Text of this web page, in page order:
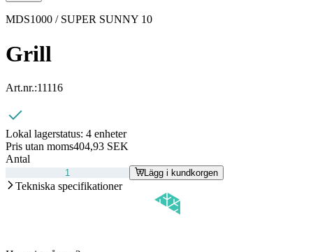
MDS1000 / SUPER SUNNY 10
Grill
Art.nr.:11116
Lokal lagerstatus: 4 enheter
Pris utan moms404,93 SEK
Antal
Lägg i kundkorgen
Tekniska specifikationer